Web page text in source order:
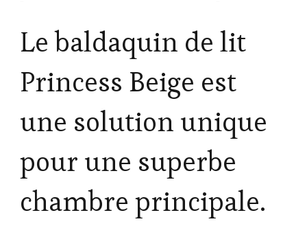
Le baldaquin de lit
Princess Beige est
une solution unique
pour une superbe
chambre principale.